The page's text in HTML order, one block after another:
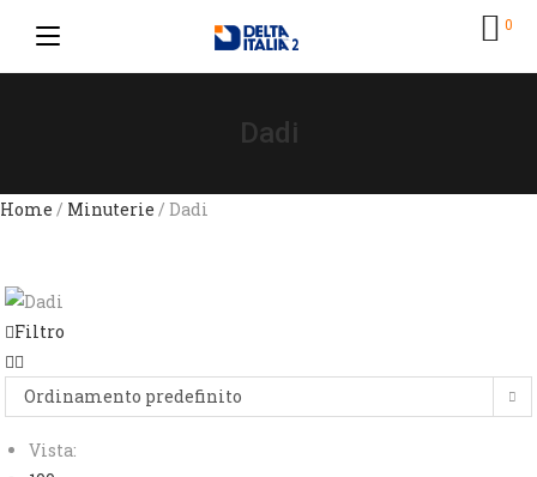
0
Dadi
Home / Minuterie / Dadi
Filtro
Ordinamento predefinito
Vista: